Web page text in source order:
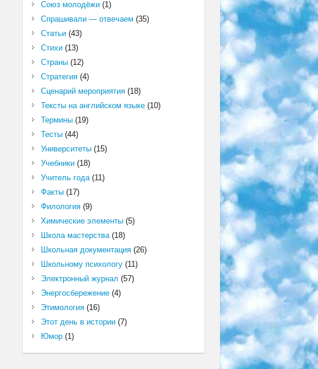
Союз молодёжи(1)
Спрашивали — отвечаем (35)
Статьи(43)
Стихи(13)
Страны(12)
Стратегия(4)
Сценарий мероприятия(18)
Тексты на английском языке(10)
Термины(19)
Тесты(44)
Университеты(15)
Учебники(18)
Учитель года(11)
Факты(17)
Филология(9)
Химические элементы(5)
Школа мастерства(18)
Школьная документация(26)
Школьному психологу(11)
Электронный журнал (57)
Энергосбережение(4)
Этимология(16)
Этот день в истории(7)
Юмор(1)